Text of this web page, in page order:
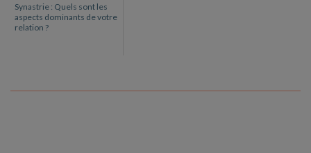
Synastrie : Quels sont les
aspects dominants de votre
relation ?